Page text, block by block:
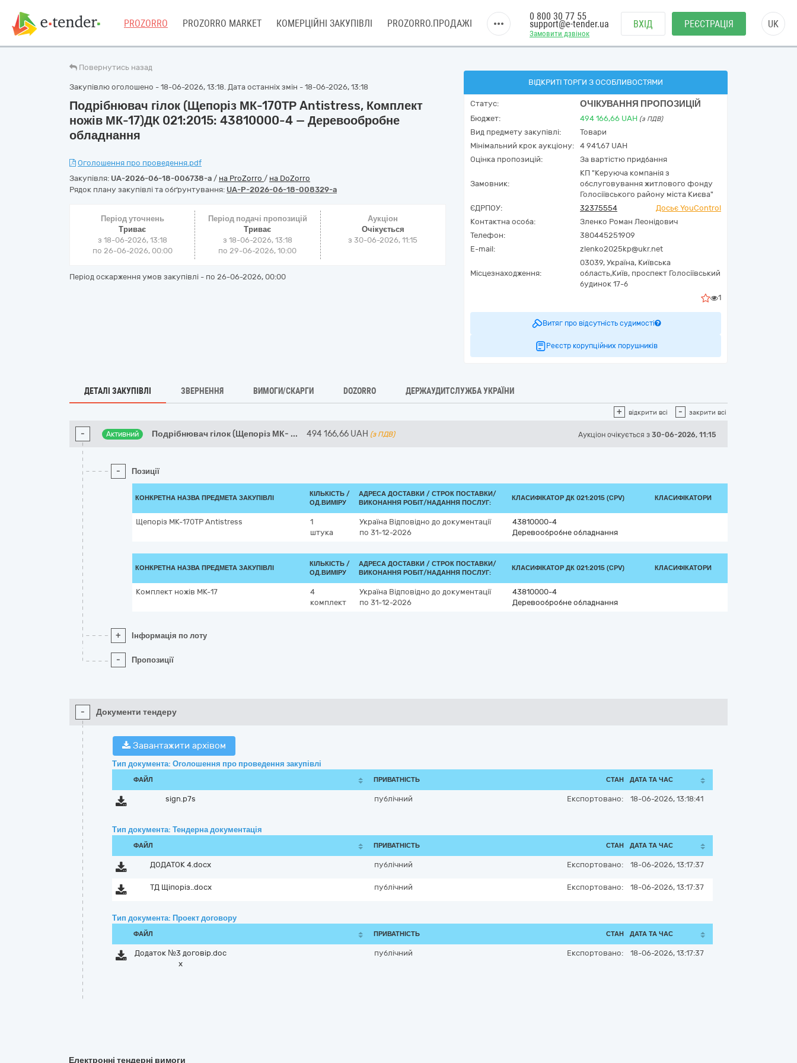
PROZORRO PROZORRO MARKET КОМЕРЦІЙНІ ЗАКУПІВЛІ PROZORRO.ПРОДАЖІ
Замовити дзвінок
0 800 30 77 55
support@e-tender.ua ВХІД РЕЄСТРАЦІЯ UK
Повернутись назад
Закупівлю оголошено - 18-06-2026, 13:18. Дата останніх змін - 18-06-2026, 13:18
Подрібнювач гілок (Щепоріз МК-170ТР Antistress, Комплект
ножів МК-17)ДК 021:2015: 43810000-4 — Деревообробне
обладнання
Оголошення про проведення.pdf
Закупівля: UA-2026-06-18-006738-a / на ProZorro / на DoZorro
Рядок плану закупівлі та обґрунтування: UA-P-2026-06-18-008329-a
Період уточнень
Триває
з 18-06-2026, 13:18
по 26-06-2026, 00:00
Період подачі пропозицій
Триває
з 18-06-2026, 13:18
по 29-06-2026, 10:00
Аукціон
Очікується
з30-06-2026, 11:15
Період оскарження умов закупівлі - по 26-06-2026, 00:00
ВІДКРИТІ ТОРГИ З ОСОБЛИВОСТЯМИ
Статус: ОЧІКУВАННЯ ПРОПОЗИЦІЙ
Бюджет: 494 166,66 UAH (з ПДВ)
Вид предмету закупівлі:
Товари
Мінімальний крок аукціону:
4 941,67 UAH
Оцінка пропозицій:
За вартістю придбання
Замовник:
КП "Керуюча компанія з
обслуговування житлового фонду
Голосіївського району міста Києва"
ЄДРПОУ:
32375554
Досьє YouControl
Контактна особа:
Зленко Роман Леонідович
Телефон:
380445251909
E-mail:
zlenko2025kp@ukr.net
Місцезнаходження:
03039, Україна, Київська
область,Київ, проспект Голосіївський
будинок 17-б
1
Витяг про відсутність судимості
Реєстр корупційних порушників
ДЕТАЛІ ЗАКУПІВЛІ ЗВЕРНЕННЯ ВИМОГИ/СКАРГИ DOZORRO ДЕРЖАУДИТСЛУЖБА УКРАЇНИ
+ відкрити всі - закрити всі
- Активний Подрібнювач гілок (Щепоріз МК- ... 494 166,66 UAH (з ПДВ) Аукціон очікується з 30-06-2026, 11:15
- Позиції
КОНКРЕТНА НАЗВА ПРЕДМЕТА ЗАКУПІВЛІ
КІЛЬКІСТЬ /
ОД.ВИМІРУ
АДРЕСА ДОСТАВКИ / СТРОК ПОСТАВКИ/
ВИКОНАННЯ РОБІТ/НАДАННЯ ПОСЛУГ:
КЛАСИФІКАТОР ДК 021:2015 (CPV) КЛАСИФІКАТОРИ
Щепоріз МК-170ТР Antistress
1
штука
Україна Відповідно до документації
по 31-12-2026
43810000-4
Деревообробне обладнання
КОНКРЕТНА НАЗВА ПРЕДМЕТА ЗАКУПІВЛІ
КІЛЬКІСТЬ /
ОД.ВИМІРУ
АДРЕСА ДОСТАВКИ / СТРОК ПОСТАВКИ/
ВИКОНАННЯ РОБІТ/НАДАННЯ ПОСЛУГ:
КЛАСИФІКАТОР ДК 021:2015 (CPV) КЛАСИФІКАТОРИ
Комплект ножів МК-17
4
комплект
Україна Відповідно до документації
по 31-12-2026
43810000-4
Деревообробне обладнання
+ Інформація по лоту
- Пропозиції
- Документи тендеру
Завантажити архівом
Тип документа: Оголошення про проведення закупівлі
ФАЙЛ ПРИВАТНІСТЬ СТАН ДАТА ТА ЧАС
sign.p7s публічний Експортовано: 18-06-2026, 13:18:41
Тип документа: Тендерна документація
ФАЙЛ ПРИВАТНІСТЬ СТАН ДАТА ТА ЧАС
ДОДАТОК 4.docx публічний Експортовано: 18-06-2026, 13:17:37
ТД Щіпоріз..docx публічний Експортовано: 18-06-2026, 13:17:37
Тип документа: Проект договору
ФАЙЛ ПРИВАТНІСТЬ СТАН ДАТА ТА ЧАС
Додаток №3 договір.doc
x
публічний Експортовано: 18-06-2026, 13:17:37
Електронні тендерні вимоги